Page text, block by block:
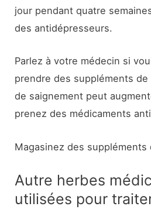
jour pendant quatre
des antidépresseurs.
Parlez à votre médecin si
prendre des suppléments
de saignement peut
prenez des médicaments
Magasinez des suppléments
Autre herbes
utilisées pour